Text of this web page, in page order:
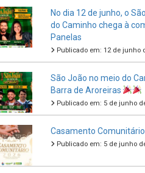
No dia 12 de junho, o
do Caminho chega à
Panelas
Publicado em: 12 de junho
São João no meio do
Barra de Aroreiras
Publicado em: 5 de junho
Casamento
Publicado em: 5 de junho